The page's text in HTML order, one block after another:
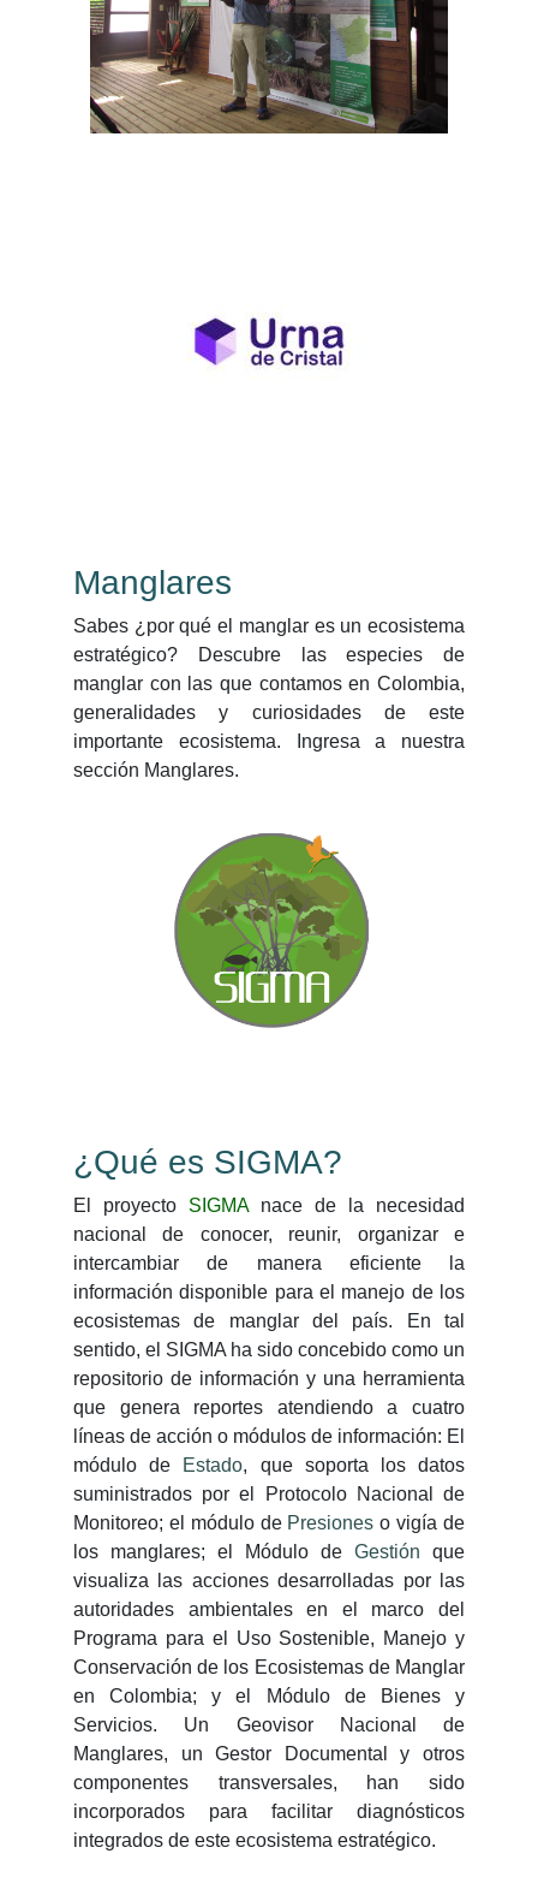
Manglares
Sabes ¿por qué el manglar es un ecosistema
estratégico? Descubre las especies de
manglar con las que contamos en Colombia,
generalidades y curiosidades de este
importante ecosistema. Ingresa a nuestra
sección Manglares.
¿Qué es SIGMA?
El proyecto SIGMAnace de la necesidad
nacional de conocer, reunir, organizar e
intercambiar de manera eficiente la
información disponible para el manejo de los
ecosistemas de manglar del país. En tal
sentido, el SIGMA ha sido concebido como un
repositorio de información y una herramienta
que genera reportes atendiendo a cuatro
líneas de acción o módulos de información: El
módulo de Estado, que soporta los datos
suministrados por el Protocolo Nacional de
Monitoreo; el módulo dePresiones o vigía de
los manglares; el Módulo de Gestión que
visualiza las acciones desarrolladas por las
autoridades ambientales en el marco del
Programa para el Uso Sostenible, Manejo y
Conservación de los Ecosistemas de Manglar
en Colombia; y el Módulo de Bienes y
Servicios. Un Geovisor Nacional de
Manglares, un Gestor Documental y otros
componentes transversales, han sido
incorporados para facilitar diagnósticos
integrados de este ecosistema estratégico.